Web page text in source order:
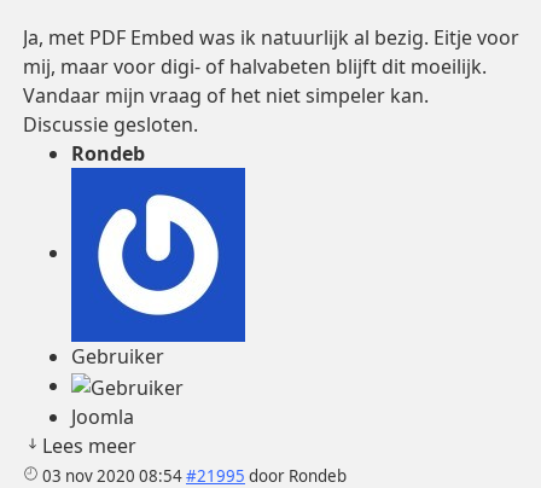
Ja, met PDF Embed was ik natuurlijk al bezig. Eitje voor
mij, maar voor digi- of halvabeten blijft dit moeilijk.
Vandaar mijn vraag of het niet simpeler kan.
Discussie gesloten.
Rondeb
Gebruiker
Joomla
Lees meer
03 nov 2020 08:54#21995 door Rondeb